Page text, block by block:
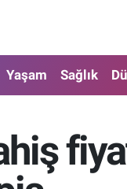
Yaşam Sağlık